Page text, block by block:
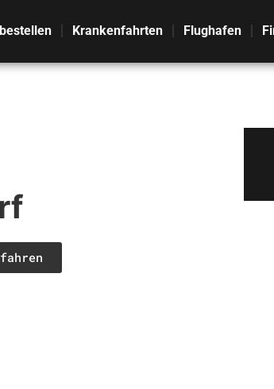
Krankenfahrten Flughafen